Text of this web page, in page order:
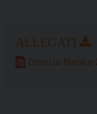
Omelia-Natale-